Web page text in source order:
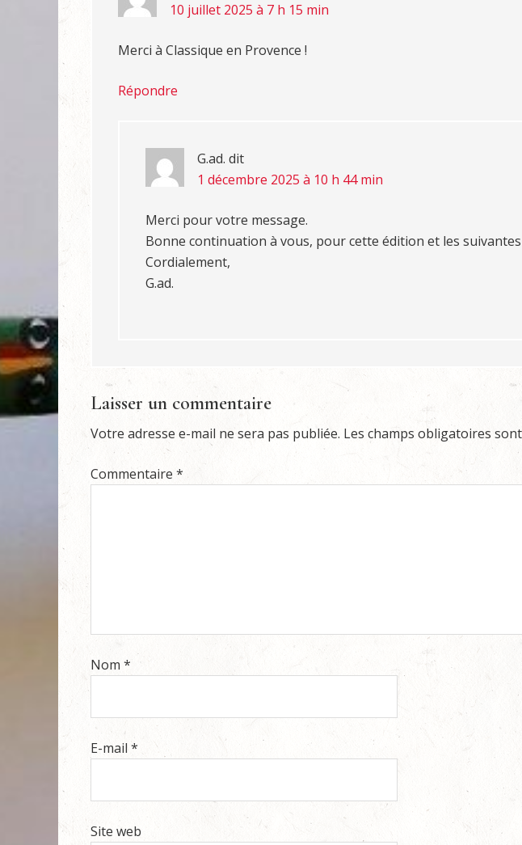
10 juillet 2025 à 7 h 15 min
Merci à Classique en Provence !
Répondre
G.ad. dit
1 décembre 2025 à 10 h 44 min
Merci pour votre message.
Bonne continuation à vous, pour cette édition et les suivantes
Cordialement,
G.ad.
Laisser un commentaire
Votre adresse e-mail ne sera pas publiée. Les champs obligatoires
Commentaire *
Nom *
E-mail*
Site web